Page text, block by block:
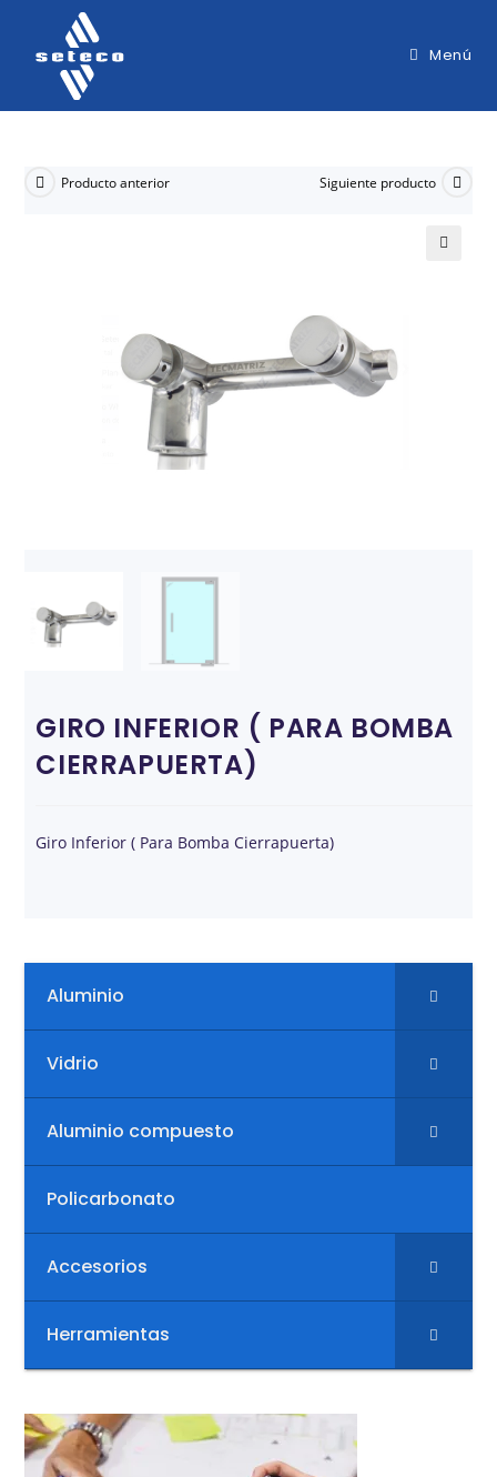
Menú
Producto anterior Siguiente producto
GIRO INFERIOR ( PARA BOMBA
CIERRAPUERTA)
Giro Inferior ( Para Bomba Cierrapuerta)
Aluminio
Vidrio
Aluminio compuesto
Policarbonato
Accesorios
Herramientas